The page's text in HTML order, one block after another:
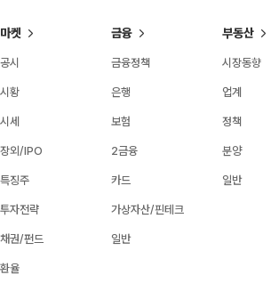
마켓
공시
시황
시세
장외/IPO
특징주
투자전략
채권/펀드
환율
금융
금융정책
은행
보험
2금융
카드
가상자산/핀테크
일반
부동산
시장동향
업계
정책
분양
일반